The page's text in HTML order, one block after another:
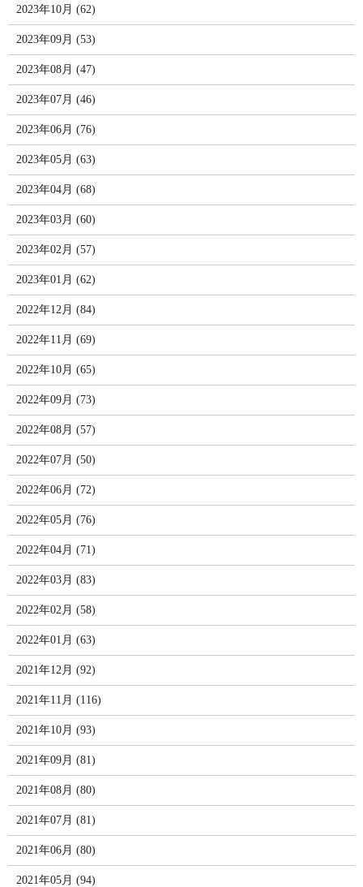
2023年10月 (62)
2023年09月 (53)
2023年08月 (47)
2023年07月 (46)
2023年06月 (76)
2023年05月 (63)
2023年04月 (68)
2023年03月 (60)
2023年02月 (57)
2023年01月 (62)
2022年12月 (84)
2022年11月 (69)
2022年10月 (65)
2022年09月 (73)
2022年08月 (57)
2022年07月 (50)
2022年06月 (72)
2022年05月 (76)
2022年04月 (71)
2022年03月 (83)
2022年02月 (58)
2022年01月 (63)
2021年12月 (92)
2021年11月 (116)
2021年10月 (93)
2021年09月 (81)
2021年08月 (80)
2021年07月 (81)
2021年06月 (80)
2021年05月 (94)